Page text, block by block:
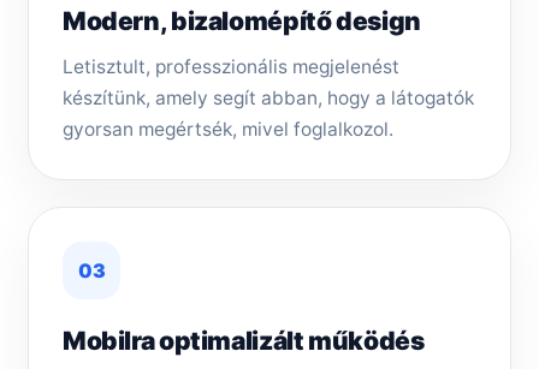
Modern, bizalomépítő design
Letisztult, professzionális megjelenést
készítünk, amely segít abban, hogy a látogatók
gyorsan megértsék, mivel foglalkozol.
03
Mobilra optimalizált működés